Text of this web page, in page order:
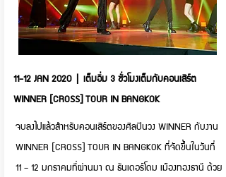
11-12 JAN 2020 | เต็มอิ่ม 3 ชั่วโมงเต็มกับคอนเสิร์ต
WINNER [CROSS] TOUR IN BANGKOK
จบลงไปแล้วสำหรับคอนเสิร์ตของศิลปินวง WINNER กับงาน
WINNER [CROSS] TOUR IN BANGKOK ที่จัดขึ้นในวันที่
11 – 12 มกราคมที่ผ่านมา ณ ธันเดอร์โดม เมืองทองธานี ด้วย